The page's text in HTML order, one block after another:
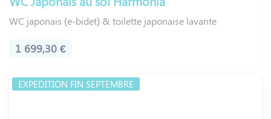
WC japonais (e-bidet) & toilette japonaise lavante
1 699,30 €
EXPEDITION FIN SEPTEMBRE